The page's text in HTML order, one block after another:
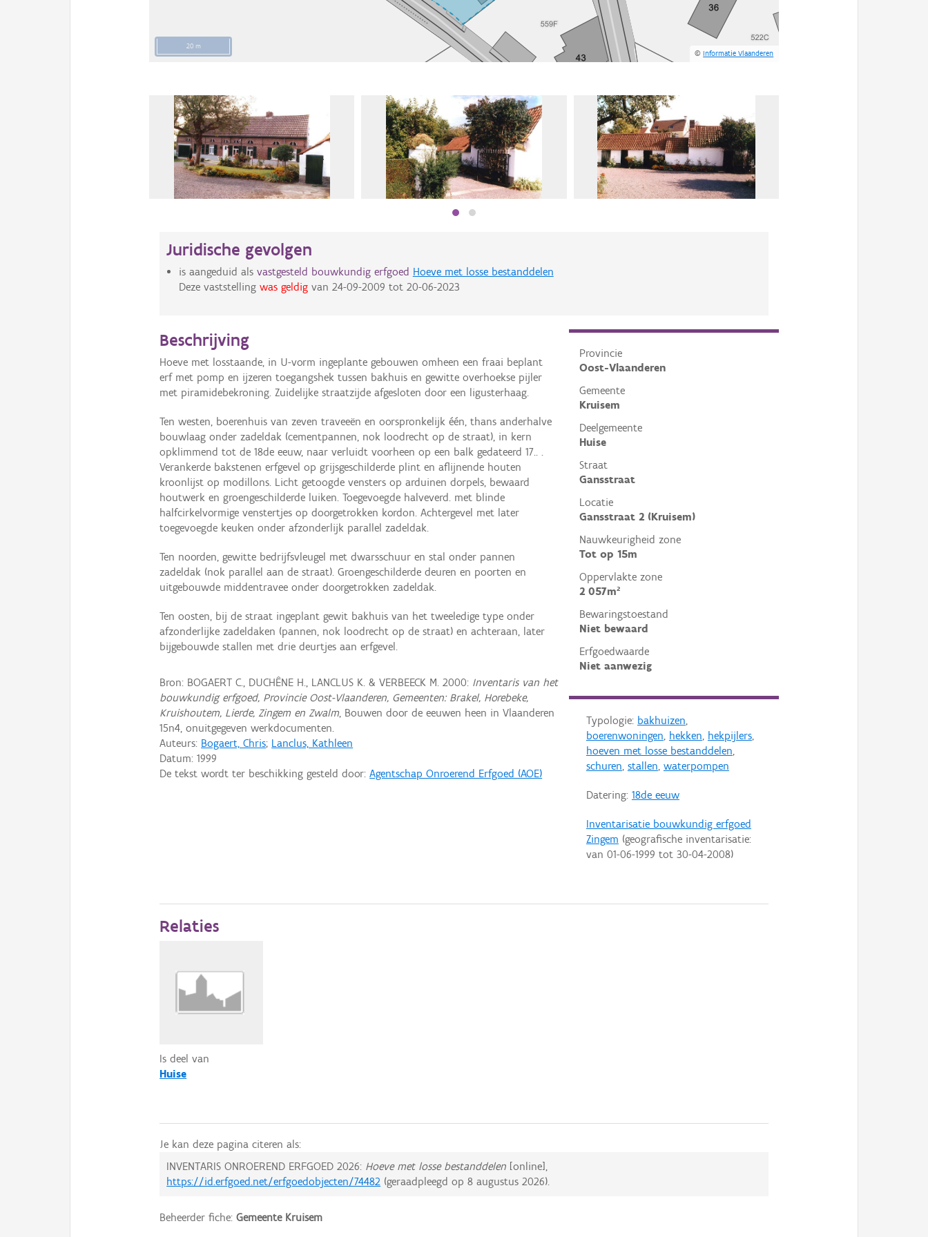
20 m
©Informatie Vlaanderen
Juridische gevolgen
is aangeduid als vastgesteld bouwkundig erfgoed Hoeve met losse bestanddelen
Deze vaststelling was geldigvan 24-09-2009 tot 20-06-2023
Provincie
Oost-Vlaanderen
Gemeente
Kruisem
Deelgemeente
Huise
Straat
Gansstraat
Locatie
Gansstraat 2 (Kruisem)
Nauwkeurigheid zone
Tot op 15m
Oppervlakte zone
2 057m²
Bewaringstoestand
Niet bewaard
Erfgoedwaarde
Niet aanwezig
Typologie: bakhuizen,
boerenwoningen, hekken, hekpijlers,
hoeven met losse bestanddelen,
schuren, stallen, waterpompen
Datering: 18de eeuw
Inventarisatie bouwkundig erfgoed
Zingem (geografische inventarisatie:
van 01-06-1999 tot 30-04-2008)
Beschrijving
Hoeve met losstaande, in U-vorm ingeplante gebouwen omheen een fraai beplant
erf met pomp en ijzeren toegangshek tussen bakhuis en gewitte overhoekse pijler
met piramidebekroning. Zuidelijke straatzijde afgesloten door een ligusterhaag.
Ten westen, boerenhuis van zeven traveeën en oorspronkelijk één, thans anderhalve
bouwlaag onder zadeldak (cementpannen, nok loodrecht op de straat), in kern
opklimmend tot de 18de eeuw, naar verluidt voorheen op een balk gedateerd 17.. .
Verankerde bakstenen erfgevel op grijsgeschilderde plint en aflijnende houten
kroonlijst op modillons. Licht getoogde vensters op arduinen dorpels, bewaard
houtwerk en groengeschilderde luiken. Toegevoegde halveverd. met blinde
halfcirkelvormige venstertjes op doorgetrokken kordon. Achtergevel met later
toegevoegde keuken onder afzonderlijk parallel zadeldak.
Ten noorden, gewitte bedrijfsvleugel met dwarsschuur en stal onder pannen
zadeldak (nok parallel aan de straat). Groengeschilderde deuren en poorten en
uitgebouwde middentravee onder doorgetrokken zadeldak.
Ten oosten, bij de straat ingeplant gewit bakhuis van het tweeledige type onder
afzonderlijke zadeldaken (pannen, nok loodrecht op de straat) en achteraan, later
bijgebouwde stallen met drie deurtjes aan erfgevel.
Bron: BOGAERT C., DUCHÊNE H., LANCLUS K. & VERBEECK M. 2000: Inventaris van het
bouwkundig erfgoed, Provincie Oost-Vlaanderen, Gemeenten: Brakel, Horebeke,
Kruishoutem, Lierde, Zingem en Zwalm , Bouwen door de eeuwen heen in Vlaanderen
15n4, onuitgegeven werkdocumenten.
Auteurs: Bogaert, Chris; Lanclus, Kathleen
Datum:1999
De tekst wordt ter beschikking gesteld door:Agentschap Onroerend Erfgoed (AOE)
Relaties
Is deel van
Huise
Je kan deze pagina citeren als:
INVENTARIS ONROEREND ERFGOED 2026: Hoeve met losse bestanddelen [online],
https://id.erfgoed.net/erfgoedobjecten/74482 (geraadpleegd op8 augustus 2026).
Beheerder fiche:Gemeente Kruisem